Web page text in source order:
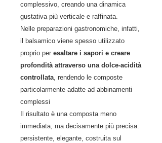
complessivo, creando una dinamica
gustativa più verticale e raffinata.
Nelle preparazioni gastronomiche, infatti,
il balsamico viene spesso utilizzato
proprio per esaltare i sapori e creare
profondità attraverso una dolce-acidità
controllata, rendendo le composte
particolarmente adatte ad abbinamenti
complessi
Il risultato è una composta meno
immediata, ma decisamente più precisa:
persistente, elegante, costruita sul